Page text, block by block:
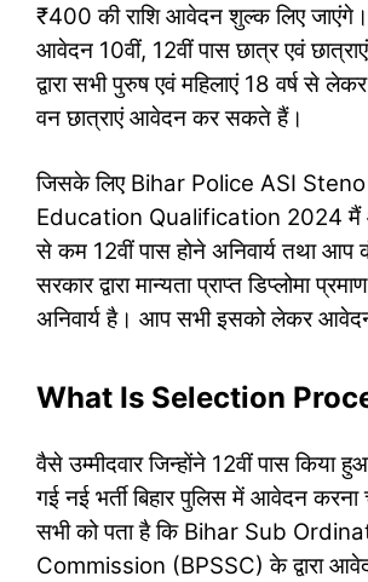
₹400 की राशि आवेदन शुल्क लिए
आवेदन 10वीं, 12वीं पास छात्र एवं
द्वारा सभी पुरुष एवं महिलाएं 18 वर्ष से
वन छात्राएं आवेदन कर सकते हैं।
जिसके लिए Bihar Police ASI
Education Qualification 2024 मैं
से कम 12वीं पास होने अनिवार्य तथा
सरकार द्वारा मान्यता प्राप्त डिप्लोमा
अनिवार्य है। आप सभी इसको लेकर
What Is Selection
वैसे उम्मीदवार जिन्होंने 12वीं पास
गई नई भर्ती बिहार पुलिस में आवेदन
सभी को पता है कि Bihar Sub
Commission (BPSSC) के द्वारा